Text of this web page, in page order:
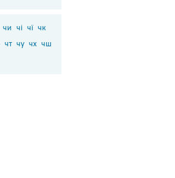
чи чі чї чк
чт чу чх чш